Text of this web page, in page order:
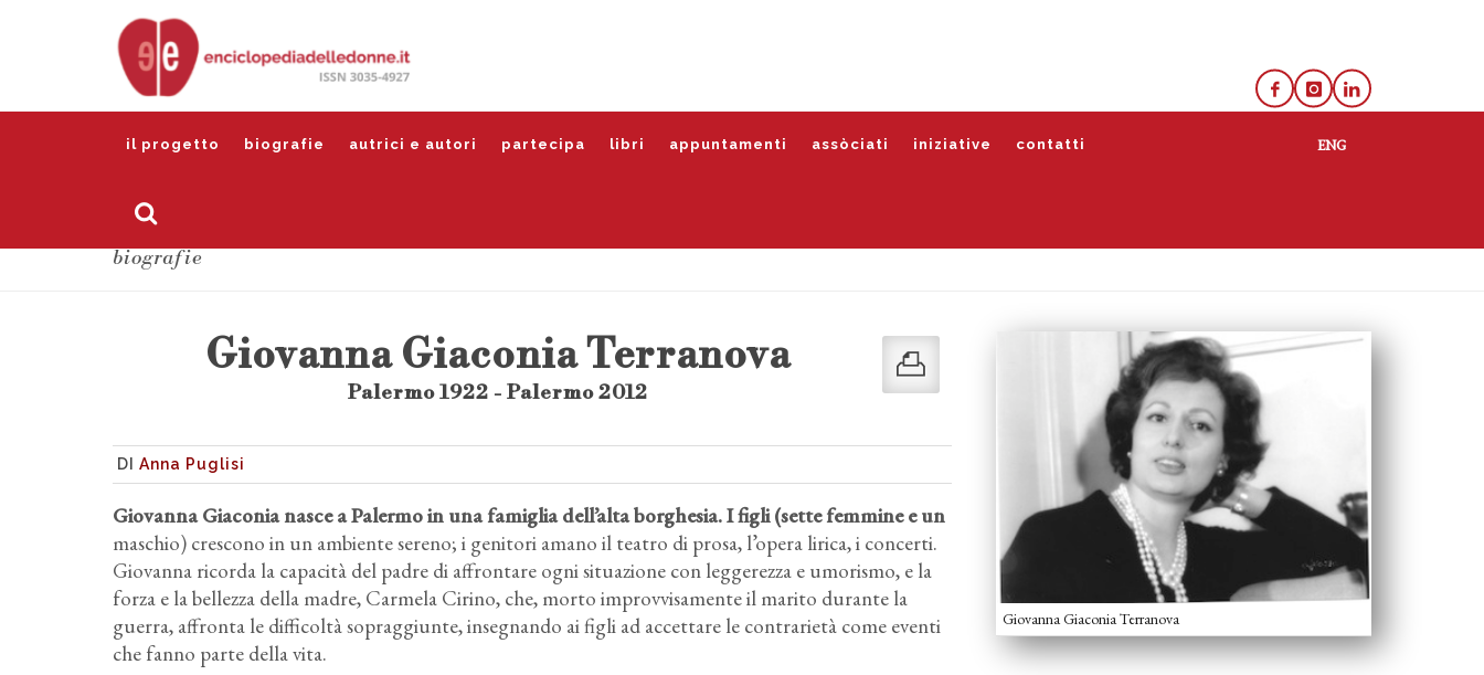
il progetto biografie autrici e autori partecipa libri appuntamenti assòciati iniziative contatti
biografie
Giovanna Giaconia Terranova
Giovanna Giaconia Terranova
Palermo 1922 - Palermo 2012
DI Anna Puglisi
Giovanna Giaconia nasce a Palermo in una famiglia dell’alta borghesia. I figli (sette femmine e un
maschio) crescono in un ambiente sereno; i genitori amano il teatro di prosa, l’opera lirica, i concerti.
Giovanna ricorda la capacità del padre di affrontare ogni situazione con leggerezza e umorismo, e la
forza e la bellezza della madre, Carmela Cirino, che, morto improvvisamente il marito durante la
guerra, affronta le difficoltà sopraggiunte, insegnando ai figli ad accettare le contrarietà come eventi
che fanno parte della vita.